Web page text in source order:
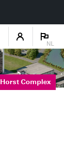
NL
Horst Complex